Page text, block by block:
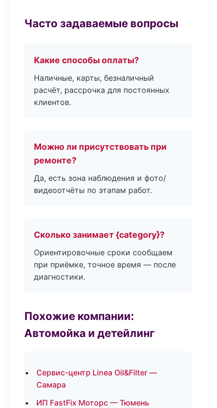
Часто задаваемые вопросы
Какие способы оплаты?
Наличные, карты, безналичный
расчёт, рассрочка для постоянных
клиентов.
Можно ли присутствовать при
ремонте?
Да, есть зона наблюдения и фото/
видеоотчёты по этапам работ.
Сколько занимает {category}?
Ориентировочные сроки сообщаем
при приёмке, точное время — после
диагностики.
Похожие компании:
Автомойка и детейлинг
Сервис-центр Linea Oil&Filter —
Самара
ИП FastFix Моторс — Тюмень